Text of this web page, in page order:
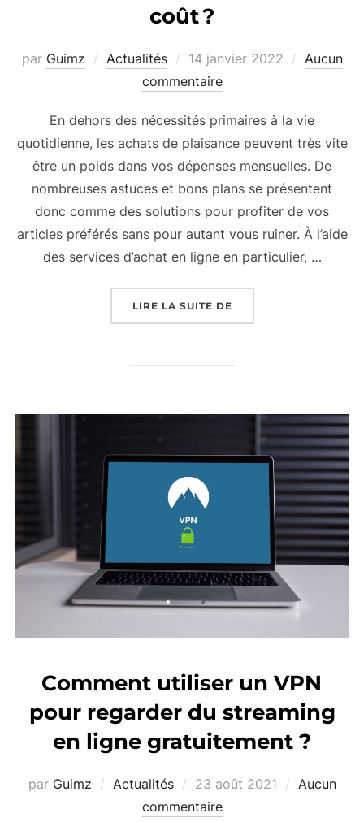
coût ?
par Guimz Actualités
Publié
le
14 janvier 2022
Aucun
commentaire
En dehors des nécessités primaires à la vie
quotidienne, les achats de plaisance peuvent très vite
être un poids dans vos dépenses mensuelles. De
nombreuses astuces et bons plans se présentent
donc comme des solutions pour profiter de vos
articles préférés sans pour autant vous ruiner. À l’aide
des services d’achat en ligne en particulier, …
LIRE LA SUITE DE« COMMENT VOUS
Comment utiliser un VPN
pour regarder du streaming
en ligne gratuitement ?
par Guimz Actualités
Publié
le
23 août 2021
Aucun
commentaire